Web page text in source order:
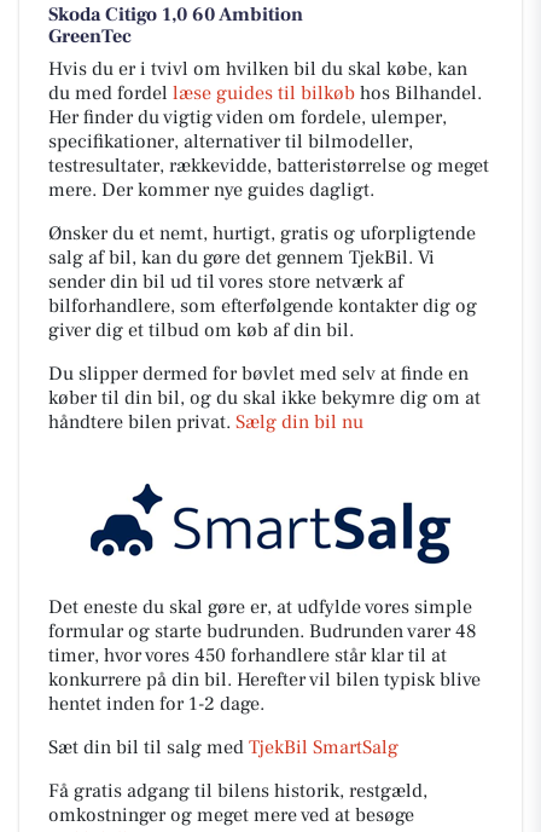
Skoda Citigo 1,0 60 Ambition
GreenTec
Hvis du er i tvivl om hvilken bil du skal købe, kan
du med fordel læse guides til bilkøb hos Bilhandel.
Her finder du vigtig viden om fordele, ulemper,
specifikationer, alternativer til bilmodeller,
testresultater, rækkevidde, batteristørrelse og meget
mere. Der kommer nye guides dagligt.
Ønsker du et nemt, hurtigt, gratis og uforpligtende
salg af bil, kan du gøre det gennem TjekBil. Vi
sender din bil ud til vores store netværk af
bilforhandlere, som efterfølgende kontakter dig og
giver dig et tilbud om køb af din bil.
Du slipper dermed for bøvlet med selv at finde en
køber til din bil, og du skal ikke bekymre dig om at
håndtere bilen privat. Sælg din bil nu
Det eneste du skal gøre er, at udfylde vores simple
formular og starte budrunden. Budrunden varer 48
timer, hvor vores 450 forhandlere står klar til at
konkurrere på din bil. Herefter vil bilen typisk blive
hentet inden for 1-2 dage.
Sæt din bil til salg med TjekBil SmartSalg
Få gratis adgang til bilens historik, restgæld,
omkostninger og meget mere ved at besøge